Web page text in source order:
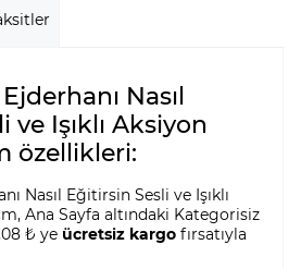
Nasıl
ve Işıklı Aksiyon
özellikleri:
Nasıl Eğitirsin Sesli ve Işıklı
Ana Sayfa altındaki Kategorisiz
₺ ye ücretsiz kargo fırsatıyla